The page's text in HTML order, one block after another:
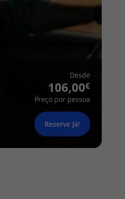
Desde
106,00
Preço por pessoa
Reserve Já!